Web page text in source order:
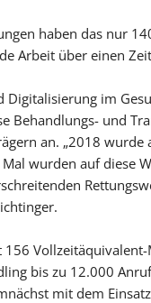
haben das nur
Arbeit über einen
im
Behandlungs- und
an. „2018
wurden auf diese
bis zu 12.000
mit dem